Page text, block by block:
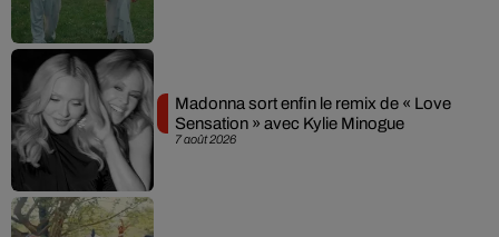
7 août 2026
Madonna sort enfin le remix de « Love
Sensation » avec Kylie Minogue